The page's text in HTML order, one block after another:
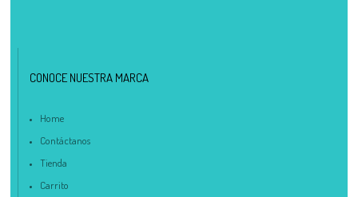
CONOCE NUESTRA MARCA
Home
Contáctanos
Tienda
Carrito